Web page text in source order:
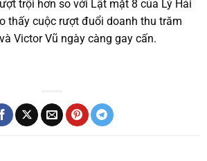
trội hơn so với Lật mặt 8 của Lý Hải
thấy cuộc rượt đuổi doanh thu trăm
Victor Vũ ngày càng gay cấn.